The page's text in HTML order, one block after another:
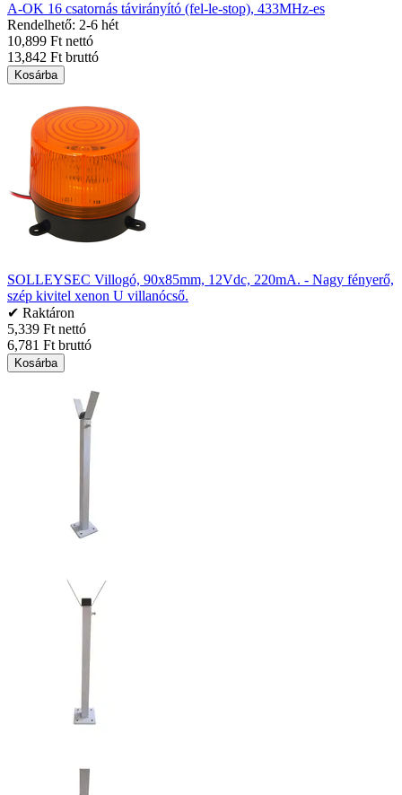
A-OK 16 csatornás távirányító (fel-le-stop), 433MHz-es
Rendelhető: 2-6 hét
10,899 Ft nettó
13,842 Ft bruttó
Kosárba
SOLLEYSEC Villogó, 90x85mm, 12Vdc, 220mA. - Nagy fényerő,
szép kivitel xenon U villanócső.
✔ Raktáron
5,339 Ft nettó
6,781 Ft bruttó
Kosárba